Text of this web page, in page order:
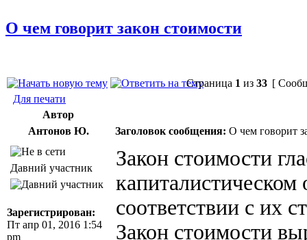
О чем говорит закон стоимости
Страница 1 из 33 [
Для печати
Автор
Антонов Ю.
Заголовок сообщения: О чем говорит
Давний участник
Зарегистрирован:
Пт апр 01, 2016 1:54
pm
Закон стоимости
капиталистическом
соответствии с их
Закон стоимости